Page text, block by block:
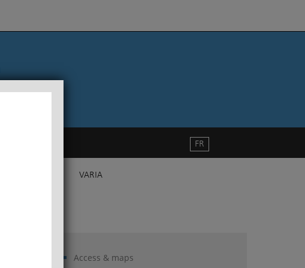
VARIA
FR
Access & maps